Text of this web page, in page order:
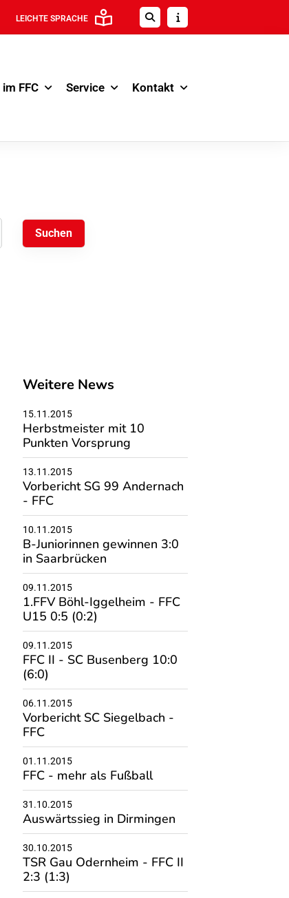
LEICHTE SPRACHE
FFC Service Kontakt
Weitere News
15.11.2015
Herbstmeister mit 10
Punkten Vorsprung
13.11.2015
Vorbericht SG 99 Andernach
- FFC
10.11.2015
B-Juniorinnen gewinnen 3:0
in Saarbrücken
09.11.2015
1.FFV Böhl-Iggelheim - FFC
U15 0:5 (0:2)
09.11.2015
FFC II - SC Busenberg 10:0
(6:0)
06.11.2015
Vorbericht SC Siegelbach -
FFC
01.11.2015
FFC - mehr als Fußball
31.10.2015
Auswärtssieg in Dirmingen
30.10.2015
TSR Gau Odernheim - FFC II
2:3 (1:3)